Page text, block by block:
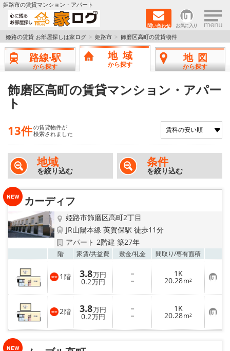
姫路市の賃貸マンション・アパート
問い合わせ お気に入り ×
TOPページ
新築物件
ペットOK物件
戸建物件
保証人不要物件
初期費用リーズナブル物件
路線·駅から探す
地域から探す
地図から探す
スタッフ
店舗情報·アクセス
会社概要
姫路の賃貸 お部屋探しは家ログ 姫路市 飾磨区高町の賃貸物件
路線·駅
から探す
地域
から探す
地図
から探す
飾磨区高町の賃貸マンション・アパー
ト
13件の賃貸物件が
検索されました
地域
を絞り込む
条件
を絞り込む
カーディフ
姫路市飾磨区高町2丁目
JR山陽本線 英賀保駅 徒歩11分
アパート 2階建 築27年
階 家賃/共益費 敷金/礼金 間取り/専有面積
1 階 3.8万円
0.2万円
－
－
1K
20.28m² お
気
に
入
り
登
録
2階 3.8万円
0.2万円
－
－
1K
20.28m² お
気
に
り